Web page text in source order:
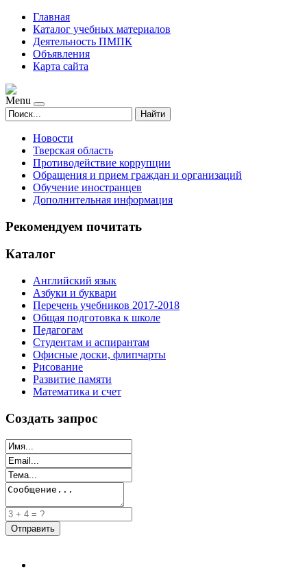
Главная
Каталог учебных материалов
Деятельность ПМПК
Объявления
Карта сайта
Menu
Найти
Новости
Тверская область
Противодействие коррупции
Обращения и прием граждан и организаций
Обучение иностранцев
Дополнительная информация
Рекомендуем почитать
Каталог
Английский язык
Азбуки и буквари
Перечень учебников 2017-2018
Общая подготовка к школе
Педагогам
Студентам и аспирантам
Офисные доски, флипчарты
Рисование
Развитие памяти
Математика и счет
Создать запрос